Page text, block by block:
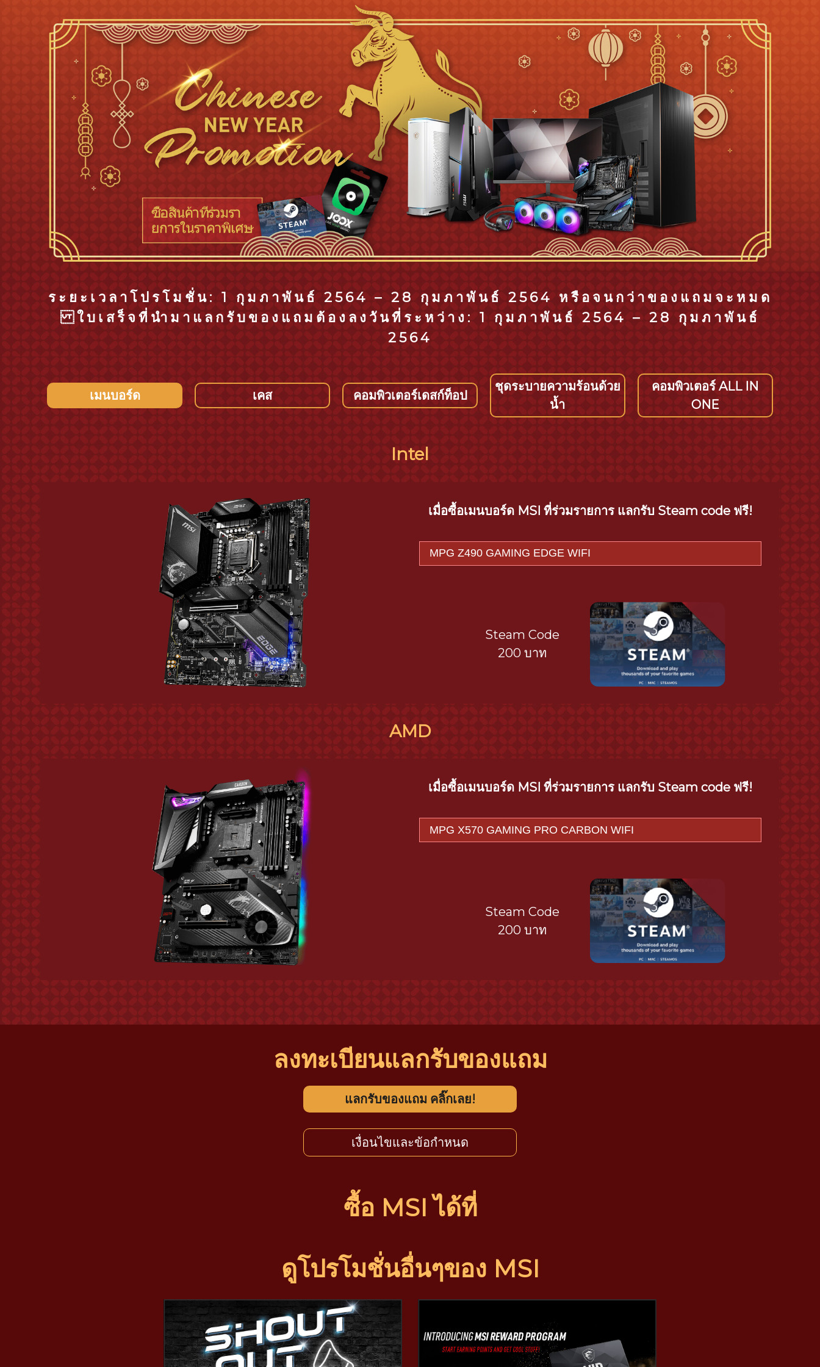
ระยะเวลาโปรโมชั่น: 1 กุมภาพันธ์ 2564 – 28 กุมภาพันธ์ 2564 หรือจนกว่าของแถมจะหมด
ใบเสร็จที่นำมาแลกรับของแถมต้องลงวันที่ระหว่าง: 1 กุมภาพันธ์ 2564 – 28 กุมภาพันธ์
2564
เมนบอร์ด เคส คอมพิวเตอร์เดสก์ท็อป
ชุดระบายความร้อนด้วย
น้ำ
คอมพิวเตอร์ ALL IN
ONE
Intel
เมื่อซื้อเมนบอร์ด MSI ที่ร่วมรายการ แลกรับ Steam code ฟรี!
Steam Code
200 บาท
AMD
เมื่อซื้อเมนบอร์ด MSI ที่ร่วมรายการ แลกรับ Steam code ฟรี!
Steam Code
200 บาท
ลงทะเบียนแลกรับของแถม
แลกรับของแถม คลิ๊กเลย!
เงื่อนไขและข้อกำหนด
ซื้อ MSI ได้ที่
ดูโปรโมชั่นอื่นๆของ MSI